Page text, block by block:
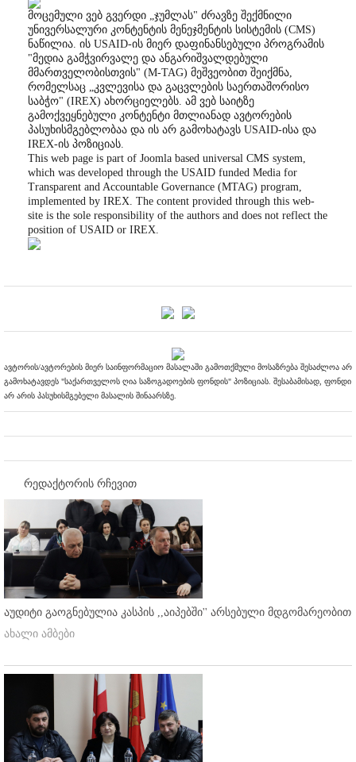
მოცემული ვებ გვერდი „ჯუმლას" ძრავზე შექმნილი
უნივერსალური კონტენტის მენეჯმენტის სისტემის (CMS)
ნაწილია. ის USAID-ის მიერ დაფინანსებული პროგრამის
"მედია გამჭვირვალე და ანგარიშვალდებული
მმართველობისთვის" (M-TAG) მეშვეობით შეიქმნა,
რომელსაც „კვლევისა და გაცვლების საერთაშორისო
საბჭო" (IREX) ახორციელებს. ამ ვებ საიტზე
გამოქვეყნებული კონტენტი მთლიანად ავტორების
პასუხისმგებლობაა და ის არ გამოხატავს USAID-ისა და
IREX-ის პოზიციას.
This web page is part of Joomla based universal CMS system,
which was developed through the USAID funded Media for
Transparent and Accountable Governance (MTAG) program,
implemented by IREX. The content provided through this web-
site is the sole responsibility of the authors and does not reflect the
position of USAID or IREX.
ავტორის/ავტორების მიერ საინფორმაციო მასალაში გამოთქმული მოსაზრება შესაძლოა არ
გამოხატავდეს "საქართველოს ღია საზოგადოების ფონდის" პოზიციას. შესაბამისად, ფონდი
არ არის პასუხისმგებელი მასალის შინაარსზე.
რედაქტორის რჩევით
აუდიტი გაოგნებულია კასპის ,,აიპებში'' არსებული მდგომარეობით
ახალი ამბები